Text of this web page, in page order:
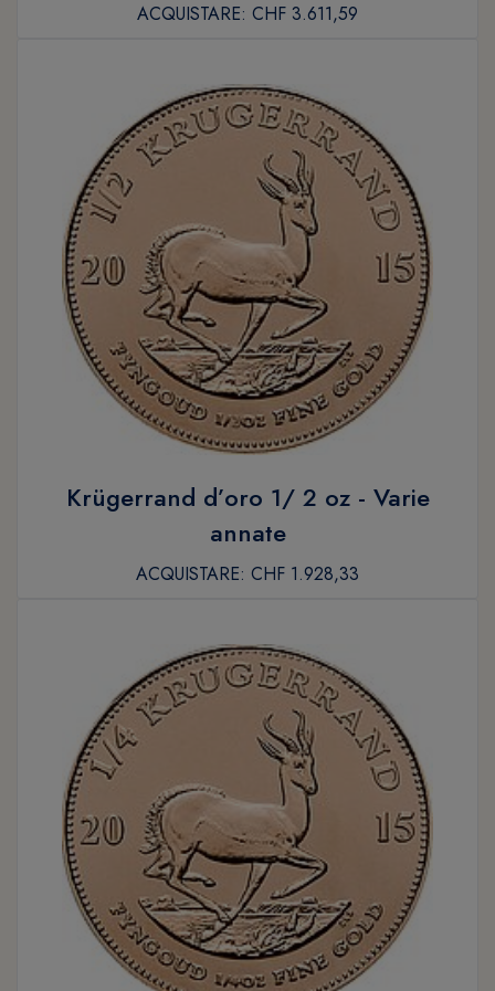
ACQUISTARE: CHF 3.611,59
Krügerrand d’oro 1/ 2 oz - Varie
annate
ACQUISTARE: CHF 1.928,33